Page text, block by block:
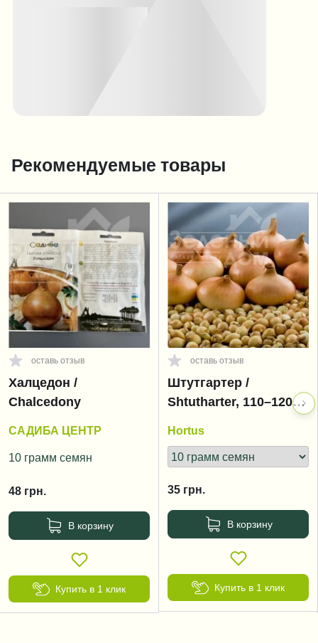
Рекомендуемые товары
оставь отзыв
Халцедон /
Chalcedony
САДИБА ЦЕНТР
10 грамм семян
48 грн.
В корзину
Купить в 1 клик
оставь отзыв
Штутгартер /
Shtutharter, 110–120
Hortus
35 грн.
В корзину
Купить в 1 клик